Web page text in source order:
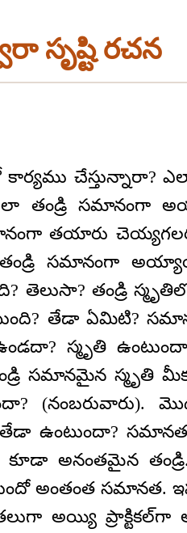
సృష్టి రచన
కార్యము చేస్తున్నారా?
అలా తండ్రి సమానంగా
తయారు
సమానంగా
తెలుసా? తండ్రి
తేడా ఏమిటి?
స్మృతి
సమానమైన స్మృతి
(నంబరువారు).
సమానత
అనంతమైన
అంతంత సమానత.
అయ్యి ప్రాక్టికల్‌గా